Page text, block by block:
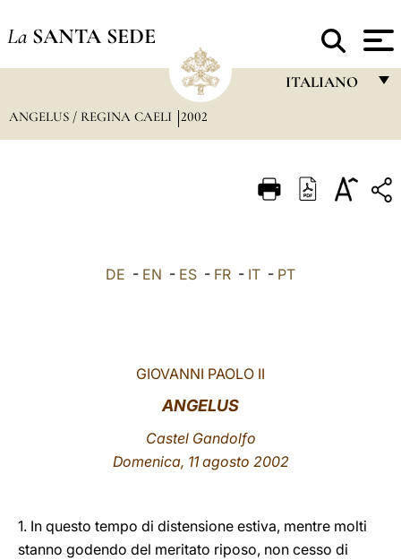
La SANTA SEDE
ITALIANO
ITALIANO
ANGELUS / REGINA CAELI 2002
DE - EN - ES - FR - IT - PT
GIOVANNI PAOLO II
ANGELUS
Castel Gandolfo
Domenica, 11 agosto 2002
1. In questo tempo di distensione estiva, mentre molti
stanno godendo del meritato riposo, non cesso di